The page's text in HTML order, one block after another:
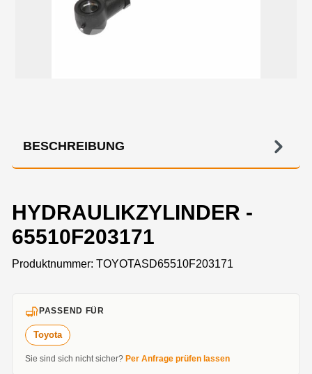
BESCHREIBUNG
HYDRAULIKZYLINDER -
65510F203171
Produktnummer: TOYOTASD65510F203171
PASSEND FÜR
Toyota
Sie sind sich nicht sicher? Per Anfrage prüfen lassen